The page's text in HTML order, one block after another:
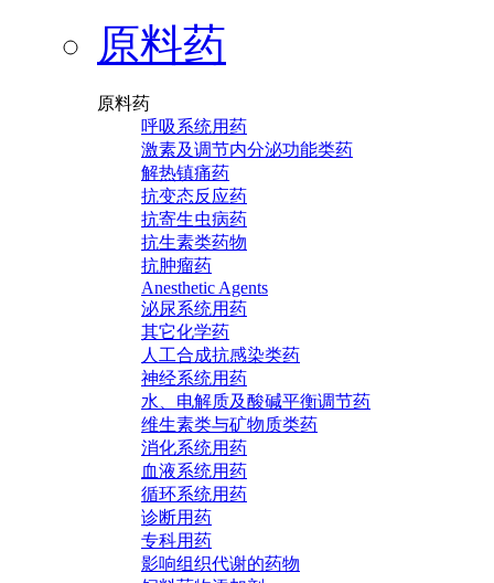
原料药
原料药
呼吸系统用药
激素及调节内分泌功能类药
解热镇痛药
抗变态反应药
抗寄生虫病药
抗生素类药物
抗肿瘤药
Anesthetic Agents
泌尿系统用药
其它化学药
人工合成抗感染类药
神经系统用药
水、电解质及酸碱平衡调节药
维生素类与矿物质类药
消化系统用药
血液系统用药
循环系统用药
诊断用药
专科用药
影响组织代谢的药物